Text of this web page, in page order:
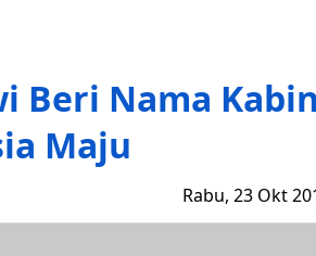
Beri Nama
Maju
Rabu, 23 Okt